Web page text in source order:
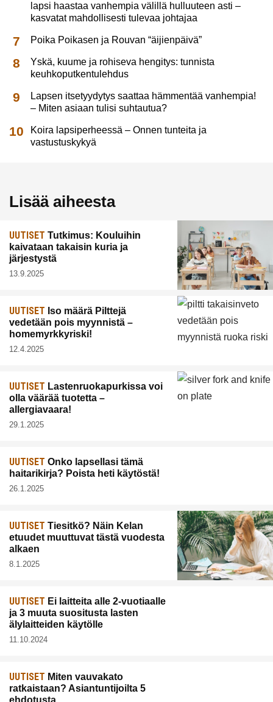
lapsi haastaa vanhempia välillä hulluuteen asti –
kasvatat mahdollisesti tulevaa johtajaa
Poika Poikasen ja Rouvan “äijienpäivä”
Yskä, kuume ja rohiseva hengitys: tunnista
keuhkoputkentulehdus
Lapsen itsetyydytys saattaa hämmentää vanhempia!
– Miten asiaan tulisi suhtautua?
Koira lapsiperheessä – Onnen tunteita ja
vastustuskykyä
Lisää aiheesta
UUTISET Tutkimus: Kouluihin
kaivataan takaisin kuria ja
järjestystä
13.9.2025
UUTISET Iso määrä Pilttejä
vedetään pois myynnistä –
homemyrkkyriski!
12.4.2025
UUTISET Lastenruokapurkissa voi
olla väärää tuotetta –
allergiavaara!
29.1.2025
UUTISET Onko lapsellasi tämä
haitarikirja? Poista heti käytöstä!
26.1.2025
UUTISET Tiesitkö? Näin Kelan
etuudet muuttuvat tästä vuodesta
alkaen
8.1.2025
UUTISET Ei laitteita alle 2-vuotiaalle
ja 3 muuta suositusta lasten
älylaitteiden käytölle
11.10.2024
UUTISET Miten vauvakato
ratkaistaan? Asiantuntijoilta 5
ehdotusta